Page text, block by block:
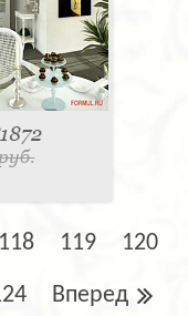
118 119 120
Вперед